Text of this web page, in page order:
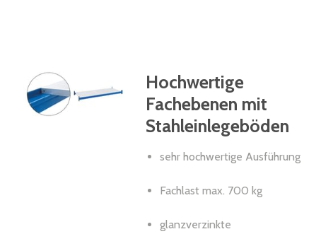
Hochwertige
Fachebenen mit
Stahleinlegeböden
sehr hochwertige Ausführung
Fachlast max. 700 kg
glanzverzinkte